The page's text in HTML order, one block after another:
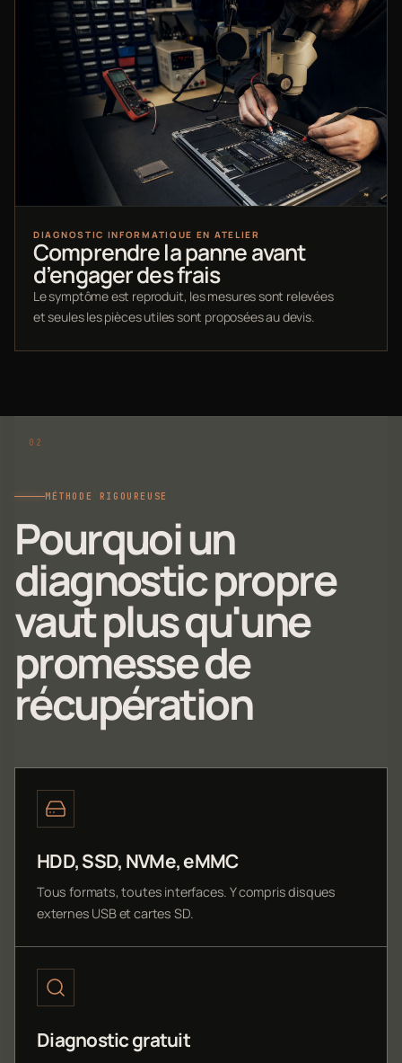
DIAGNOSTIC INFORMATIQUE EN ATELIER
Comprendre la panne avant
d’engager des frais
Le symptôme est reproduit, les mesures sont relevées
et seules les pièces utiles sont proposées au devis.
MÉTHODE RIGOUREUSE
Pourquoi un
diagnostic propre
vaut plus qu'une
promesse de
récupération
HDD, SSD, NVMe, eMMC
Tous formats, toutes interfaces. Y compris disques
externes USB et cartes SD.
Diagnostic gratuit